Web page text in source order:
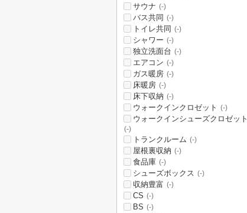
サウナ (-)
バス共同 (-)
トイレ共同 (-)
シャワー (-)
独立洗面台 (-)
エアコン (-)
ガス暖房 (-)
床暖房 (-)
床下収納 (-)
ウォークインクロゼット (-)
ウォークインシューズクロゼット
(-)
トランクルーム (-)
屋根裏収納 (-)
食品庫 (-)
シューズボックス (-)
収納豊富 (-)
CS (-)
BS (-)